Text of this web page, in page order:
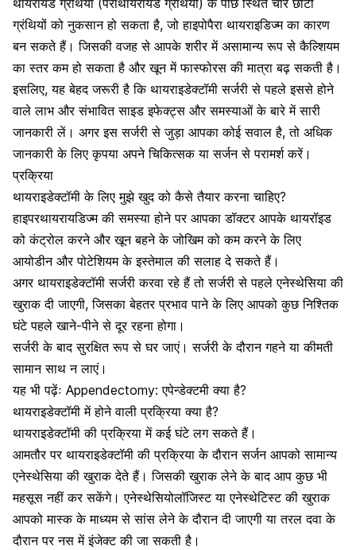
थायरॉयड ग्रंथियों (पैराथायरायड ग्रंथियों) के पीछे स्थित चार छोटी
ग्रंथियों को नुकसान हो सकता है, जो हाइपोपैरा थायराइडिज्म का कारण
बन सकते हैं। जिसकी वजह से आपके शरीर में असामान्य रूप से कैल्शियम
का स्तर कम हो सकता है और खून में फास्फोरस की मात्रा बढ़ सकती है।
इसलिए, यह बेहद जरूरी है कि थायराइडेक्टॉमी सर्जरी से पहले इससे होने
वाले लाभ और संभावित साइड इफेक्ट्स और समस्याओं के बारे में सारी
जानकारी लें। अगर इस सर्जरी से जुड़ा आपका कोई सवाल है, तो अधिक
जानकारी के लिए कृपया अपने चिकित्सक या सर्जन से परामर्श करें।
प्रक्रिया
थायराइडेक्टॉमी के लिए मुझे खुद को कैसे तैयार करना चाहिए?
हाइपरथायरायडिज्म की समस्या होने पर आपका डॉक्टर आपके थायरॉइड
को कंट्रोल करने और खून बहने के जोखिम को कम करने के लिए
आयोडीन और पोटेशियम के इस्तेमाल की सलाह दे सकते हैं।
अगर थायराइडेक्टॉमी सर्जरी करवा रहे हैं तो सर्जरी से पहले एनेस्थेसिया की
खुराक दी जाएगी, जिसका बेहतर प्रभाव पाने के लिए आपको कुछ निश्तिक
घंटे पहले खाने-पीने से दूर रहना होगा।
सर्जरी के बाद सुरक्षित रूप से घर जाएं। सर्जरी के दौरान गहने या कीमती
सामान साथ न लाएं।
यह भी पढ़ेंः Appendectomy: एपेन्डेक्टमी क्या है?
थायराइडेक्टॉमी में होने वाली प्रक्रिया क्या है?
थायराइडेक्टॉमी की प्रक्रिया में कई घंटे लग सकते हैं।
आमतौर पर थायराइडेक्टॉमी की प्रक्रिया के दौरान सर्जन आपकोसामान्य
एनेस्थेसिया की खुराक देते हैं। जिसकी खुराक लेने के बाद आप कुछ भी
महसूस नहीं कर सकेंगे। एनेस्थेसियोलॉजिस्ट या एनेस्थेटिस्ट की खुराक
आपको मास्क के माध्यम से सांस लेने के दौरान दी जाएगी या तरल दवा के
दौरान पर नस में इंजेक्ट की जा सकती है।